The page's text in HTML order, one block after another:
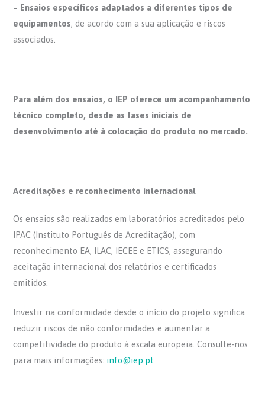
– Ensaios específicos adaptados a diferentes tipos de
equipamentos, de acordo com a sua aplicação e riscos
associados.
Para além dos ensaios, o IEP oferece um acompanhamento
técnico completo, desde as fases iniciais de
desenvolvimento até à colocação do produto no mercado.
Acreditações e reconhecimento internacional
Os ensaios são realizados em laboratórios acreditados pelo
IPAC (Instituto Português de Acreditação), com
reconhecimento EA, ILAC, IECEE e ETICS, assegurando
aceitação internacional dos relatórios e certificados
emitidos.
Investir na conformidade desde o início do projeto significa
reduzir riscos de não conformidades e aumentar a
competitividade do produto à escala europeia. Consulte-nos
para mais informações: info@iep.pt